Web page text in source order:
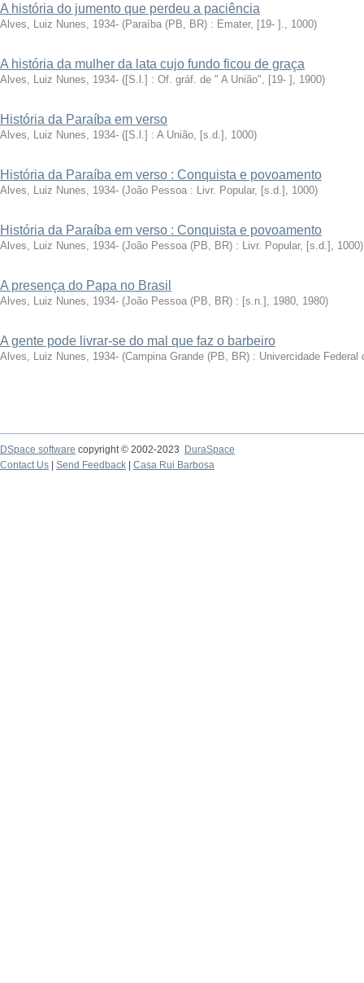
A história do jumento que perdeu a paciência
Alves, Luiz Nunes, 1934- (Paraíba (PB, BR) : Emater, [19- ]., 1000)
A história da mulher da lata cujo fundo ficou de graça
Alves, Luiz Nunes, 1934- ([S.l.] : Of. gráf. de " A União", [19- ] , 1900)
História da Paraíba em verso
Alves, Luiz Nunes, 1934- ([S.l.] : A União, [s.d.] , 1000)
História da Paraíba em verso : Conquista e povoamento
Alves, Luiz Nunes, 1934- (João Pessoa : Livr. Popular, [s.d.] , 1000)
História da Paraíba em verso : Conquista e povoamento
Alves, Luiz Nunes, 1934- (João Pessoa (PB, BR) : Livr. Popular, [s.d.] , 1000)
A presença do Papa no Brasil
Alves, Luiz Nunes, 1934- (João Pessoa (PB, BR) : [s.n.], 1980, 1980)
A gente pode livrar-se do mal que faz o barbeiro
Alves, Luiz Nunes, 1934- (Campina Grande (PB, BR) : Univercidade Federal
DSpace software copyright © 2002-2023
DuraSpace
Contact Us
Send Feedback Casa Rui Barbosa